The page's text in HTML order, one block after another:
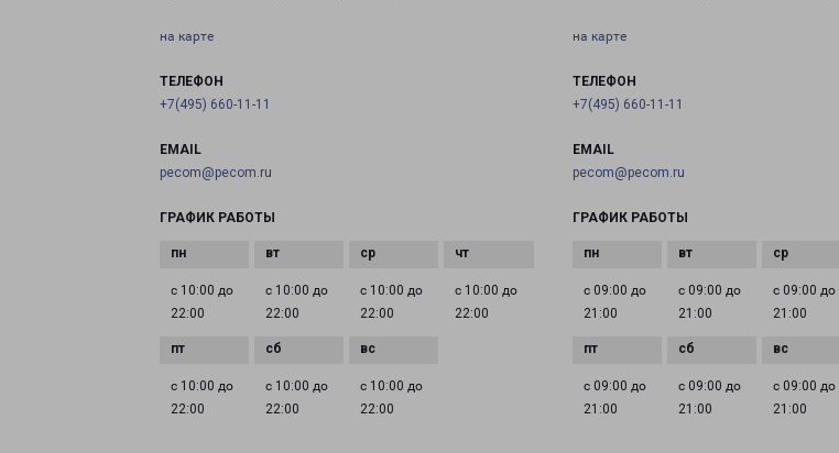
на карте
ТЕЛЕФОН
+7(495) 660-11-11
EMAIL
pecom@pecom.ru
ГРАФИК РАБОТЫ
с 10:00 до
22:00
с 10:00 до
22:00
с 10:00 до
22:00
с 10:00 до
22:00
с 10:00 до
22:00
с 10:00 до
22:00
с 10:00 до
22:00
на карте
ТЕЛЕФОН
+7(495) 660-11-11
EMAIL
pecom@pecom.ru
ГРАФИК РАБОТЫ
с 09:00 до
21:00
с 09:00 до
21:00
с 09:00 до
21:00
с 09:00 до
21:00
с 09:00 до
21:00
с 09:00 до
21:00